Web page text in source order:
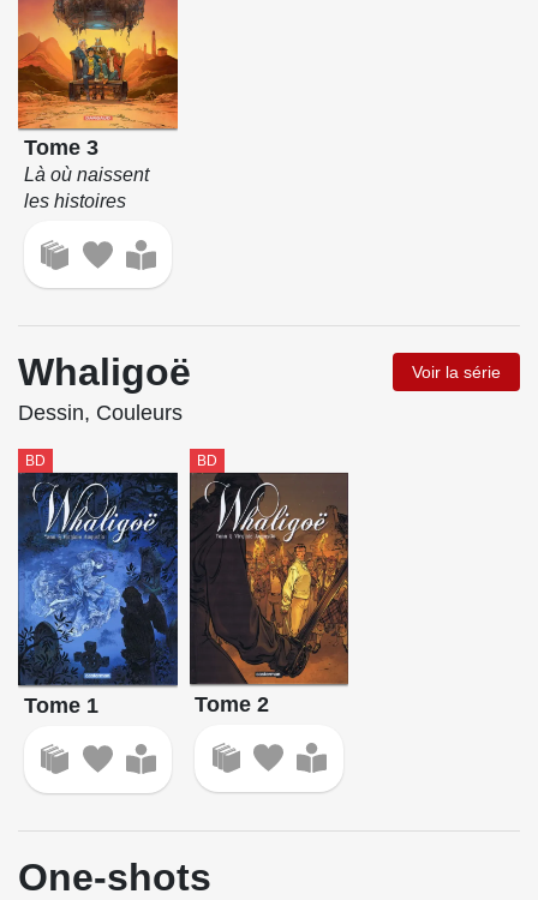
Tome 3
Là où naissent
les histoires
Whaligoë Voir la série
Dessin, Couleurs
BD
Tome 1
BD
Tome 2
One-shots